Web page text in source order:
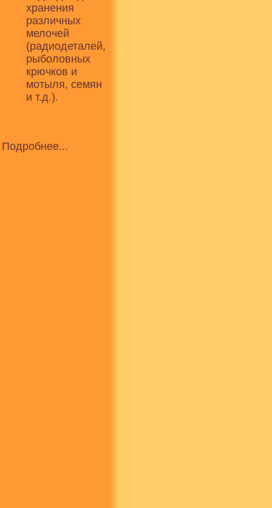
хранения
различных
мелочей
(радиодеталей,
рыболовных
крючков и
мотыля, семян
и т.д.).
Подробнее...